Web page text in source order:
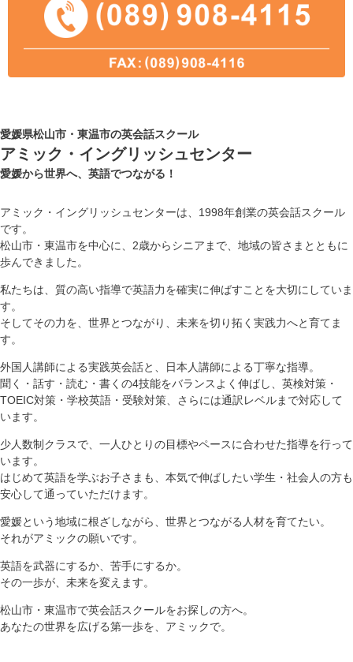
愛媛県松山市・東温市の英会話スクール
アミック・イングリッシュセンター
愛媛から世界へ、英語でつながる！
アミック・イングリッシュセンターは、1998年創業の英会話スクール
です。
松山市・東温市を中心に、2歳からシニアまで、地域の皆さまとともに
歩んできました。
私たちは、質の高い指導で英語力を確実に伸ばすことを大切にしていま
す。
そしてその力を、世界とつながり、未来を切り拓く実践力へと育てま
す。
外国人講師による実践英会話と、日本人講師による丁寧な指導。
聞く・話す・読む・書くの4技能をバランスよく伸ばし、英検対策・
TOEIC対策・学校英語・受験対策、さらには通訳レベルまで対応して
います。
少人数制クラスで、一人ひとりの目標やペースに合わせた指導を行って
います。
はじめて英語を学ぶお子さまも、本気で伸ばしたい学生・社会人の方も
安心して通っていただけます。
愛媛という地域に根ざしながら、世界とつながる人材を育てたい。
それがアミックの願いです。
英語を武器にするか、苦手にするか。
その一歩が、未来を変えます。
松山市・東温市で英会話スクールをお探しの方へ。
あなたの世界を広げる第一歩を、アミックで。